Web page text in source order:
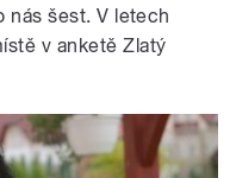
nás šest. V letech
v anketě Zlatý